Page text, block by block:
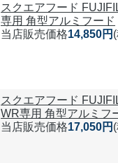
スクエアフード
専用 角型アルミフード
当店販売価格14,850円
スクエアフード
WR専用 角型アルミフ
当店販売価格17,050円